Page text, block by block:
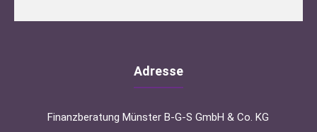
Adresse
Finanzberatung Münster B-G-S GmbH & Co. KG